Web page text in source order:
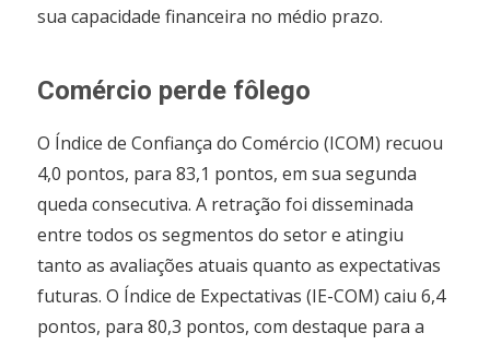
sua capacidade financeira no médio prazo.
Comércio perde fôlego
O Índice de Confiança do Comércio (ICOM) recuou
4,0 pontos, para 83,1 pontos, em sua segunda
queda consecutiva. A retração foi disseminada
entre todos os segmentos do setor e atingiu
tanto as avaliações atuais quanto as expectativas
futuras. O Índice de Expectativas (IE-COM) caiu 6,4
pontos, para 80,3 pontos, com destaque para a